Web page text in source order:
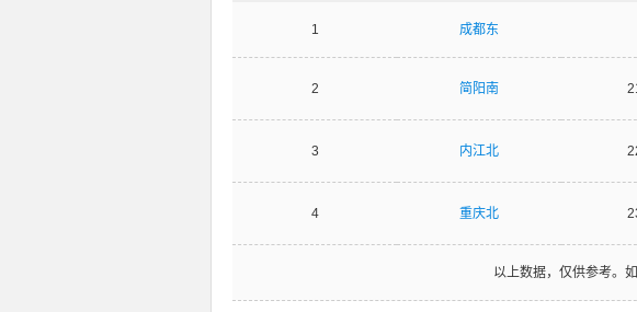
1 成都东
2 简阳南
3 内江北
4 重庆北
以上数据，仅供参考。